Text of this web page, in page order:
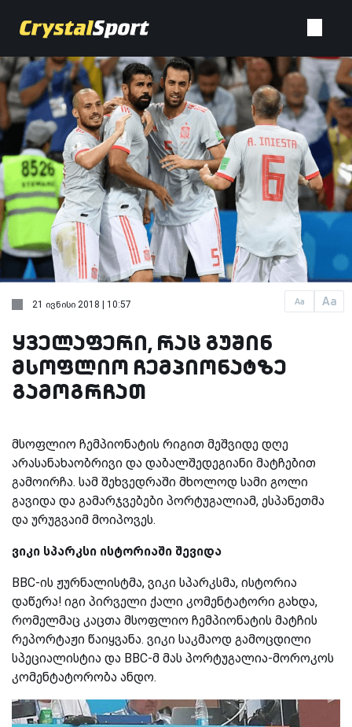
Aa Aa
21 ივნისი 2018 | 10:57
ყველაფერი, რაც გუშინ
მსოფლიო ჩემპიონატზე
გამოგრჩათ
მსოფლიო ჩემპიონატის რიგით მეშვიდე დღე
არასანახაობრივი და დაბალშედეგიანი მატჩებით
გამოირჩა. სამ შეხვედრაში მხოლოდ სამი გოლი
გავიდა და გამარჯვებები პორტუგალიამ, ესპანეთმა
და ურუგვაიმ მოიპოვეს.
ვიკი სპარკსი ისტორიაში შევიდა
BBC-ის ჟურნალისტმა, ვიკი სპარკსმა, ისტორია
დაწერა! იგი პირველი ქალი კომენტატორი გახდა,
რომელმაც კაცთა მსოფლიო ჩემპიონატის მატჩის
რეპორტაჟი წაიყვანა. ვიკი საკმაოდ გამოცდილი
სპეციალისტია და BBC-მ მას პორტუგალია-მოროკოს
კომენტატორობა ანდო.